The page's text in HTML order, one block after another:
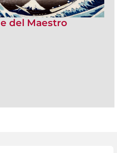
del Maestro